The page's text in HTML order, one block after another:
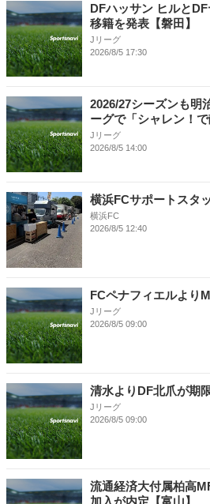
DFハッサン ヒルと
移籍を発表【磐田】
Jリーグ
2026/8/5 17:30
2026/27シーズンも明
ーグで「シャレン！
Jリーグ
2026/8/5 14:00
横浜FCサポートスタ
横浜FC
2026/8/5 12:40
FCペナフィエルより
Jリーグ
2026/8/5 09:00
清水よりDF北爪が期
Jリーグ
2026/8/5 09:00
流通経済大付属柏高
加入が内定【富山】